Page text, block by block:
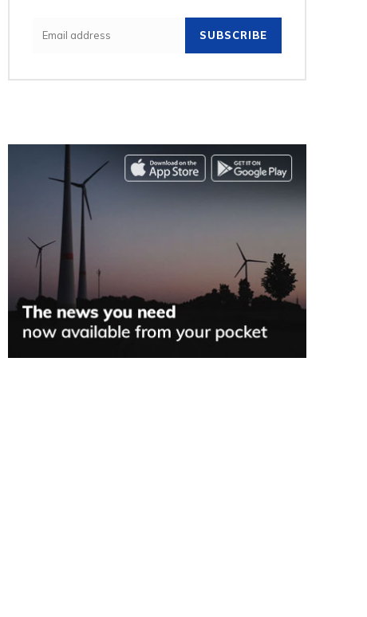
SUBSCRIBE